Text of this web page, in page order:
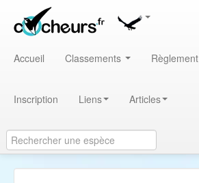
Accueil Classements Règlement
Inscription Liens Articles